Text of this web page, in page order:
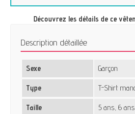
Découvrez les détails de ce
Description détaillée
Sexe Garçon
Type T-Shirt
Taille 5 ans, 6 ans